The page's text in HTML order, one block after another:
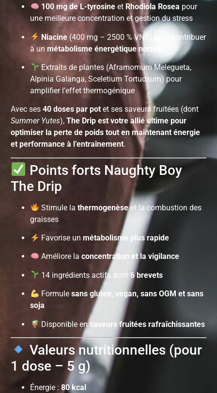
100 mg de L-tyrosineet Rhodiola Rosea pour
une meilleure concentration et gestion du stress
Niacine(400 mg – 2500 % VNR) pour contribuer
à unmétabolisme énergétique normal
Extraits de plantes (Aframomum Melegueta,
Alpinia Galanga, Sceletium Tortuosum) pour
amplifier l’effet thermogénique
Avec ses40 doses par pot et ses saveurs fruitées (dont
Summer Yutes),The Drip est votre allié ultime pour
optimiser la perte de poids tout en maintenant énergie
et performance à l’entraînement.
Points forts Naughty Boy
The Drip
Stimule la thermogenèseet la combustion des
graisses
Favorise un métabolisme plus rapide
Améliore la concentration et la vigilance
14 ingrédients actifs dont 6 brevets
Formule sans gluten, vegan, sans OGM et sans
soja
Disponible ensaveurs fruitées rafraîchissantes
Valeurs nutritionnelles (pour
1 dose – 5 g)
Énergie :80 kcal